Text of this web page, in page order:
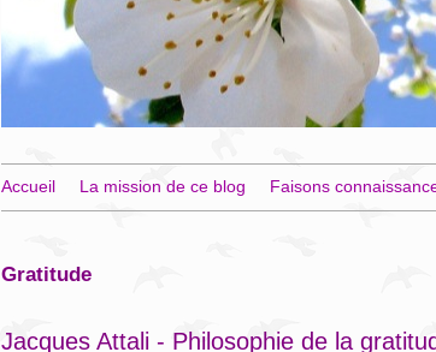
Accueil La mission de ce blog Faisons
gratitude
Jacques Attali - Philosophie de la